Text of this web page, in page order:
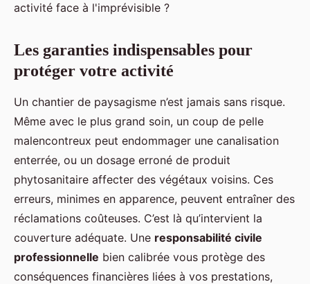
activité face à l'imprévisible ?
Les garanties indispensables pour
protéger votre activité
Un chantier de paysagisme n’est jamais sans risque.
Même avec le plus grand soin, un coup de pelle
malencontreux peut endommager une canalisation
enterrée, ou un dosage erroné de produit
phytosanitaire affecter des végétaux voisins. Ces
erreurs, minimes en apparence, peuvent entraîner des
réclamations coûteuses. C’est là qu’intervient la
couverture adéquate. Une responsabilité civile
professionnelle bien calibrée vous protège des
conséquences financières liées à vos prestations,